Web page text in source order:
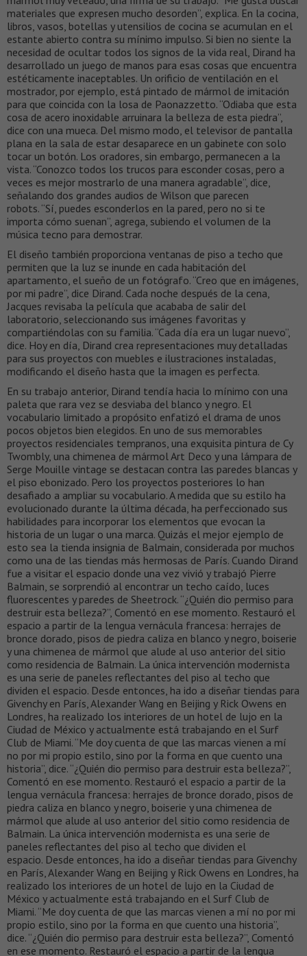
materiales que expresen mucho desorden”, explica. En la cocina,
libros, vasos, botellas y utensilios de cocina se acumulan en el
estante abierto contra su mínimo impulso. Si bien no siente la
necesidad de ocultar todos los signos de la vida real, Dirand ha
desarrollado un juego de manos para esas cosas que encuentra
estéticamente inaceptables. Un orificio de ventilación en el
mostrador, por ejemplo, está pintado de mármol de imitación
para que coincida con la losa de Paonazzetto. “Odiaba que esta
cosa de acero inoxidable arruinara la belleza de esta piedra”,
dice con una mueca. Del mismo modo, el televisor de pantalla
plana en la sala de estar desaparece en un gabinete con solo
tocar un botón. Los oradores, sin embargo, permanecen a la
vista. “Conozco todos los trucos para esconder cosas, pero a
veces es mejor mostrarlo de una manera agradable”, dice,
señalando dos grandes audios de Wilson que parecen
robots. “Sí, puedes esconderlos en la pared, pero no si te
importa cómo suenan”, agrega, subiendo el volumen de la
música tecno para demostrar.
El diseño también proporciona ventanas de piso a techo que
permiten que la luz se inunde en cada habitación del
apartamento, el sueño de un fotógrafo. “Creo que en imágenes,
por mi padre”, dice Dirand. Cada noche después de la cena,
Jacques revisaba la película que acababa de salir del
laboratorio, seleccionando sus imágenes favoritas y
compartiéndolas con su familia. “Cada día era un lugar nuevo”,
dice. Hoy en día, Dirand crea representaciones muy detalladas
para sus proyectos con muebles e ilustraciones instaladas,
modificando el diseño hasta que la imagen es perfecta.
En su trabajo anterior, Dirand tendía hacia lo mínimo con una
paleta que rara vez se desviaba del blanco y negro. El
vocabulario limitado a propósito enfatizó el drama de unos
pocos objetos bien elegidos. En uno de sus memorables
proyectos residenciales tempranos, una exquisita pintura de Cy
Twombly, una chimenea de mármol Art Deco y una lámpara de
Serge Mouille vintage se destacan contra las paredes blancas y
el piso ebonizado. Pero los proyectos posteriores lo han
desafiado a ampliar su vocabulario. A medida que su estilo ha
evolucionado durante la última década, ha perfeccionado sus
habilidades para incorporar los elementos que evocan la
historia de un lugar o una marca. Quizás el mejor ejemplo de
esto sea la tienda insignia de Balmain, considerada por muchos
como una de las tiendas más hermosas de París. Cuando Dirand
fue a visitar el espacio donde una vez vivió y trabajó Pierre
Balmain, se sorprendió al encontrar un techo caído, luces
fluorescentes y paredes de Sheetrock. “¿Quién dio permiso para
destruir esta belleza?”, Comentó en ese momento. Restauró el
espacio a partir de la lengua vernácula francesa: herrajes de
bronce dorado, pisos de piedra caliza en blanco y negro, boiserie
y una chimenea de mármol que alude al uso anterior del sitio
como residencia de Balmain. La única intervención modernista
es una serie de paneles reflectantes del piso al techo que
dividen el espacio. Desde entonces, ha ido a diseñar tiendas para
Givenchy en París, Alexander Wang en Beijing y Rick Owens en
Londres, ha realizado los interiores de un hotel de lujo en la
Ciudad de México y actualmente está trabajando en el Surf
Club de Miami. “Me doy cuenta de que las marcas vienen a mí
no por mi propio estilo, sino por la forma en que cuento una
historia”, dice. “¿Quién dio permiso para destruir esta belleza?”,
Comentó en ese momento. Restauró el espacio a partir de la
lengua vernácula francesa: herrajes de bronce dorado, pisos de
piedra caliza en blanco y negro, boiserie y una chimenea de
mármol que alude al uso anterior del sitio como residencia de
Balmain. La única intervención modernista es una serie de
paneles reflectantes del piso al techo que dividen el
espacio. Desde entonces, ha ido a diseñar tiendas para Givenchy
en París, Alexander Wang en Beijing y Rick Owens en Londres, ha
realizado los interiores de un hotel de lujo en la Ciudad de
México y actualmente está trabajando en el Surf Club de
Miami. “Me doy cuenta de que las marcas vienen a mí no por mi
propio estilo, sino por la forma en que cuento una historia”,
dice. “¿Quién dio permiso para destruir esta belleza?”, Comentó
en ese momento. Restauró el espacio a partir de la lengua